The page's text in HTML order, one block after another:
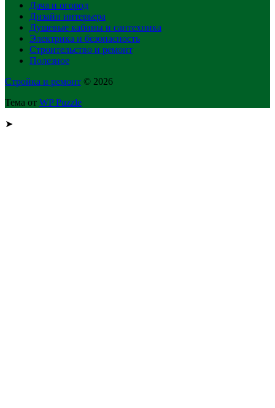
Дача и огород
Дизайн интерьера
Душевые кабины и сантехника
Электрика и безопасность
Строительство и ремонт
Полезное
Стройка и ремонт © 2026
Тема от WP Puzzle
➤